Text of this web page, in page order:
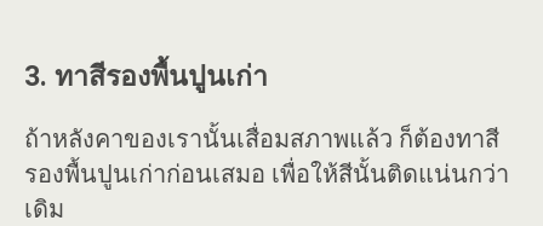
3. ทาสีรองพื้นปูนเก่า
ถ้าหลังคาของเรานั้นเสื่อมสภาพแล้ว ก็ต้องทาสี
รองพื้นปูนเก่าก่อนเสมอ เพื่อให้สีนั้นติดแน่นกว่า
เดิม